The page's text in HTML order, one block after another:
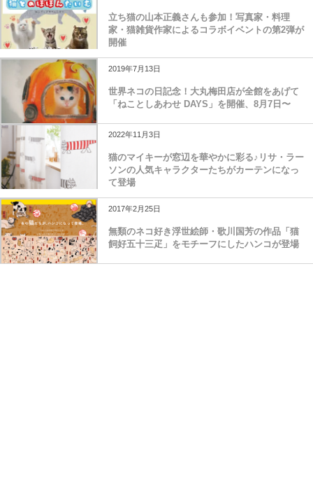
立ち猫の山本正義さんも参加！写真家・料理
家・猫雑貨作家によるコラボイベントの第2弾が
開催
2019年7月13日
世界ネコの日記念！大丸梅田店が全館をあげて
「ねことしあわせ DAYS」を開催、8月7日〜
2022年11月3日
猫のマイキーが窓辺を華やかに彩る♪リサ・ラー
ソンの人気キャラクターたちがカーテンになっ
て登場
2017年2月25日
無類のネコ好き浮世絵師・歌川国芳の作品「猫
飼好五十三疋」をモチーフにしたハンコが登場